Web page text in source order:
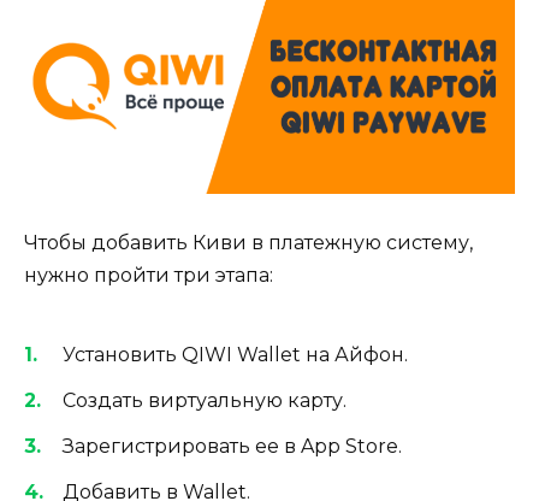
Чтобы добавить Киви в платежную систему,
нужно пройти три этапа:
Установить QIWI Wallet на Айфон.
Создать виртуальную карту.
Зарегистрировать ее в App Store.
Добавить в Wallet.